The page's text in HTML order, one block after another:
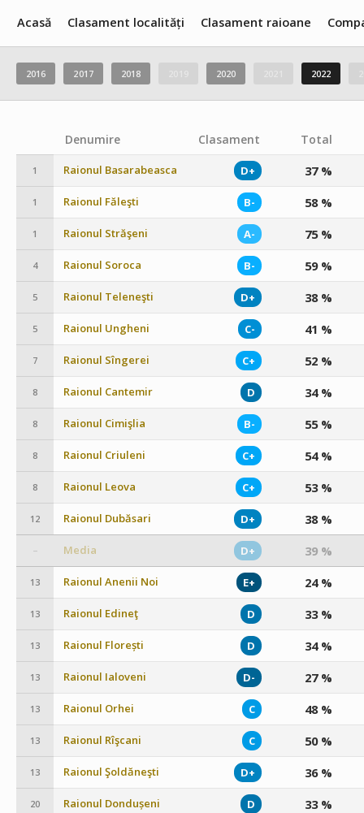
Acasă Clasament localități Clasament raioane
2016 2017 2018 2020 2022
Denumire Clasament Total
1 Raionul Basarabeasca D+ 37 %
1 Raionul Făleşti B- 58 %
1 Raionul Străşeni A- 75 %
4 Raionul Soroca B- 59 %
5 Raionul Teleneşti D+ 38 %
5 Raionul Ungheni C- 41 %
7 Raionul Sîngerei C+ 52 %
8 Raionul Cantemir D 34 %
8 Raionul Cimişlia B- 55 %
8 Raionul Criuleni C+ 54 %
8 Raionul Leova C+ 53 %
12 Raionul Dubăsari D+ 38 %
– Media D+ 39 %
13 Raionul Anenii Noi E+ 24 %
13 Raionul Edineţ D 33 %
13 Raionul Florești D 34 %
13 Raionul Ialoveni D- 27 %
13 Raionul Orhei C 48 %
13 Raionul Rîşcani C 50 %
13 Raionul Şoldăneşti D+ 36 %
20 Raionul Dondușeni D 33 %